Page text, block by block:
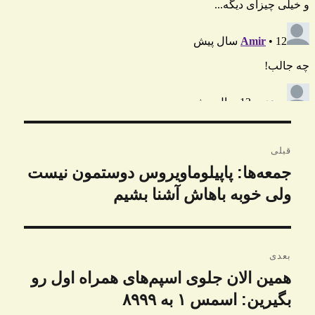
نوشته
قبلی
نوشته
قبلی:
جمعه‌ها: پاپیلوماویروس دوستمون نیست
ولی خوبه باهاش آشنا بشیم
بعدی
نوشته
بعدی:
همین الان جلوی اسپم‌های همراه اول رو
بگیرین: اسمس ۱ به ۸۹۹۹